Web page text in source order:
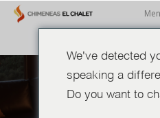
We've detected
speaking a
Do you want to